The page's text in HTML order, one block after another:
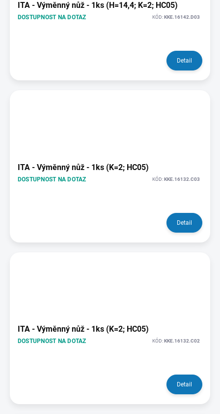
ITA - Výměnný nůž - 1ks (H=14,4; K=2; HC05)
DOSTUPNOST NA DOTAZ KÓD: KKE.16142.D03
Detail
ITA - Výměnný nůž - 1ks (K=2; HC05)
DOSTUPNOST NA DOTAZ KÓD:KKE.16132.C03
Detail
ITA - Výměnný nůž - 1ks (K=2; HC05)
DOSTUPNOST NA DOTAZ KÓD:KKE.16132.C02
Detail